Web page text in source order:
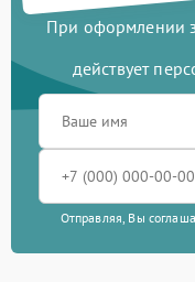
При оформлении
действует
Отправляя, Вы